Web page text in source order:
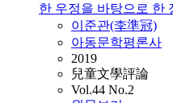
한 우정을 바탕으로 한
이준관(李準冠)
아동문학평론사
2019
兒童文學評論
Vol.44 No.2